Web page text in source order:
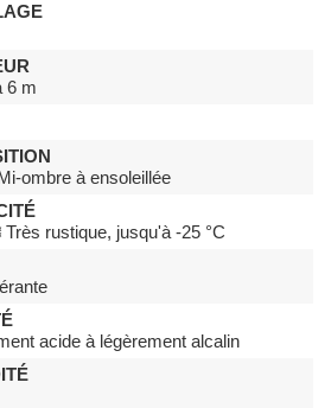
6 m
ombre à ensoleillée
Très rustique, jusqu'à -25 °C
acide à légèrement alcalin